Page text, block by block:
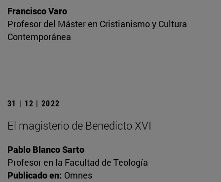
Francisco Varo
Profesor del Máster en Cristianismo y Cultura
Contemporánea
31 | 12 | 2022
El magisterio de Benedicto XVI
Pablo Blanco Sarto
Profesor en la Facultad de Teología
Publicado en: Omnes